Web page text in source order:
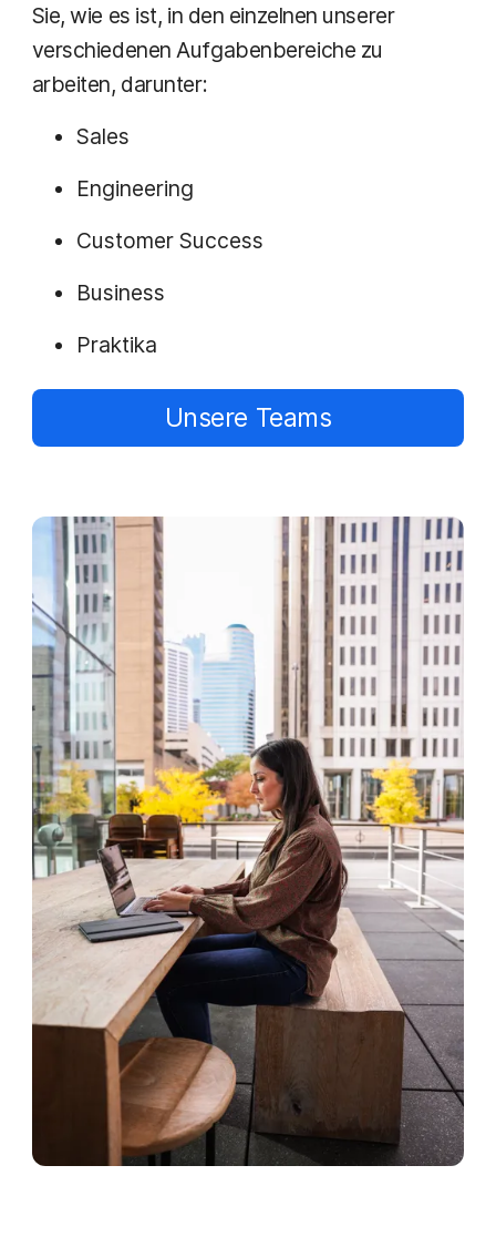
Sie, wie es ist, in den einzelnen unserer
verschiedenen Aufgabenbereiche zu
arbeiten, darunter:
Sales
Engineering
Customer Success
Business
Praktika
Unsere Teams